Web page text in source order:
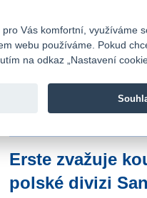
Fio banka
Erste zvažuje
polské divizi
Vás komfortní, využíváme
webu používáme. Pokud
na odkaz „Nastavení